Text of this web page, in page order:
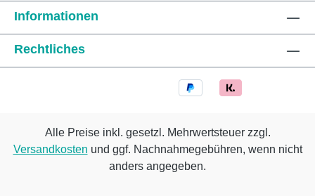
Informationen
Rechtliches
Alle Preise inkl. gesetzl. Mehrwertsteuer zzgl.
Versandkosten und ggf. Nachnahmegebühren, wenn nicht
anders angegeben.